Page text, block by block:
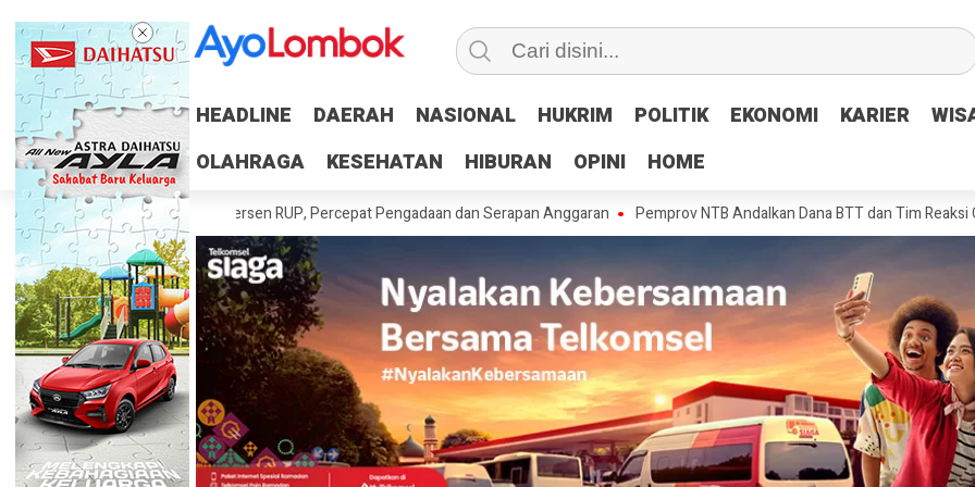
HEADLINE DAERAH NASIONAL HUKRIM POLITIK EKONOMI KARIER
OLAHRAGA
KESEHATAN HIBURAN OPINI HOME
HEADLINE DAERAH NASIONAL HUKRIM POLITIK EKONOMI KARIER
OLAHRAGA
KESEHATAN HIBURAN OPINI HOME
Tuntaskan 100 Persen RUP, Percepat Pengadaan dan Serapan Anggaran Pemprov NTB Andalkan Dana BTT dan Tim Reaksi Cepat